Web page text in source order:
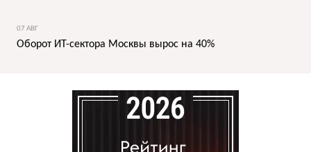
07 АВГ
Оборот ИТ-сектора Москвы вырос на 40%